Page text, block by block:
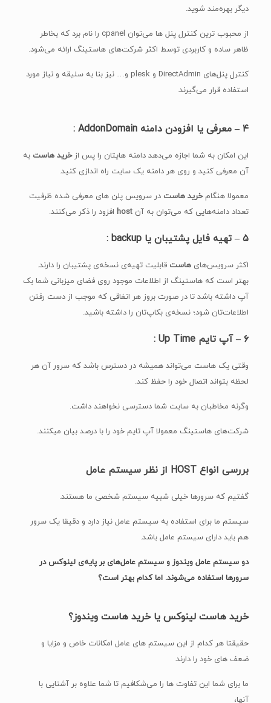
دیگر بهره‌مند شوید.
از محبوب ترین کنترل پنل ها می‌توان cpanel را نام برد که بخاطر
ظاهر ساده و کاربردی توسط اکثر شرکت‌های هاستینگ ارائه می‌شود.
کنترل پنل‌های DirectAdmin و plesk و… نیز بنا به سلیقه و نیاز مورد
استفاده قرار می‌گیرند.
۴ – معرفی یا افزودن دامنه AddonDomain :
این امکان به شما اجازه می‌دهد دامنه هایتان را پس ازخرید هاست به
آن معرفی کنید و روی هر دامنه یک سایت راه اندازی کنید.
معمولا هنگامخرید هاست در سرویس پلن های معرفی شده ظرفیت
تعداد دامنه‌هایی که می‌توان به آن hostافزود را ذکر می‌کنند.
۵ – تهیه فایل پشتیبان یا backup :
اکثر سرویس‌های هاست قابلیت تهیه‌‌ی نسخه‌ی پشتیبان را دارند.
بهتر است که هاستینگ از اطلاعات موجود روی فضای میزبانی شما بک
آپ داشته باشد تا در صورت بروز هر اتفاقی که موجب از دست رفتن
اطلاعات‌تان شود؛ نسخه‌ی بکاپ‌تان را داشته باشید.
۶ – آپ تایم Up Time :
وقتی یک هاست می‌تواند همیشه در دسترس باشد که سرور آن هر
لحظه بتواند اتصال خود را حفظ کند.
وگرنه مخاطبان به سایت شما دسترسی نخواهند داشت.
شرکت‌های هاستینگ معمولا آپ تایم خود را با درصد بیان میکنند.
بررسی انواع HOST از نظر سیستم عامل
گفتیم که سرورها خیلی شبیه سیستم شخصی ما هستند.
سیستم ما برای استفاده به سیستم عامل نیاز دارد و دقیقا یک سرور
هم باید دارای سیستم عامل باشد.
دو سیستم عامل ویندوز و سیستم عامل‌های بر پایه‌ی لینوکس در
سرورها استفاده می‌شوند. اما کدام بهتر است؟
خرید هاست لینوکس یا خرید هاست ویندوز؟
حقیقتا هر کدام از این سیستم های عامل امکانات خاص و مزایا و
ضعف های خود را دارند.
ما برای شما این تفاوت ها را می‌شکافیم تا شما علاوه بر آشنایی با
آنها،